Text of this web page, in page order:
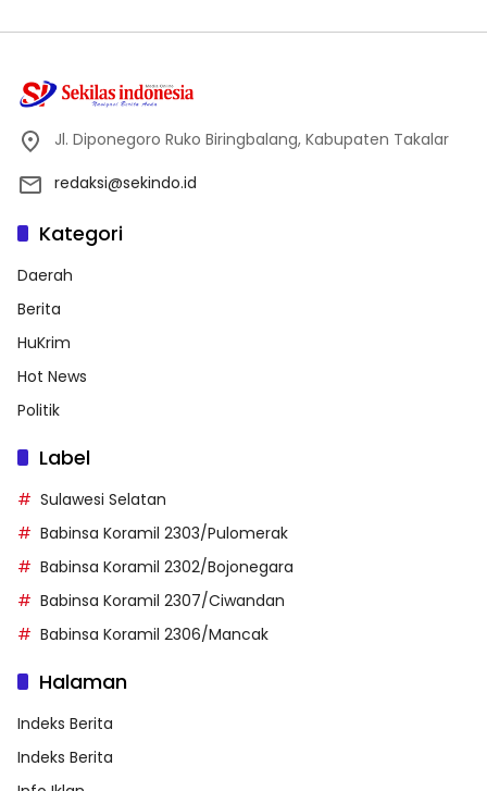
Jl. Diponegoro Ruko Biringbalang, Kabupaten Takalar
redaksi@sekindo.id
Kategori
Daerah
Berita
HuKrim
Hot News
Politik
Label
Sulawesi Selatan
Babinsa Koramil 2303/Pulomerak
Babinsa Koramil 2302/Bojonegara
Babinsa Koramil 2307/Ciwandan
Babinsa Koramil 2306/Mancak
Halaman
Indeks Berita
Indeks Berita